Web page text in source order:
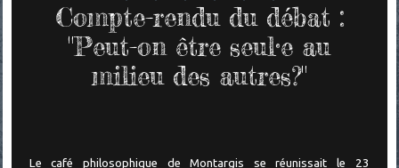
Compte-rendu du débat :
"Peut-on être seul·e au
milieu des autres?"
Le café philosophique de Montargis se réunissait le 23